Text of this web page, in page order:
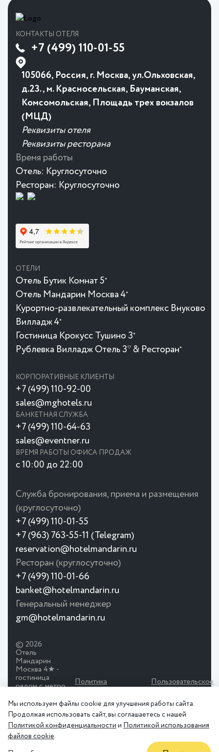
КОНТАКТЫ ОТЕЛЯ
+7 (499) 110-01-55
105066, Россия, г. Москва, ул.Ольховская,
д.23., м. Красносельская, Бауманская,
Комсомольская, Площадь трех вокзалов
(МЦД)
Реквизиты отеля
Реквизиты ресторана
Время работы
Отель: Круглосуточно
Ресторан: Круглосуточно
ОТЕЛИ
Отель Бутик Комнат 5★
Отель Мандарин Москва 4★
Курортно-развлекательный комплекс Внуково
Вилладж 4★
Гостиница Крокусc Тушино 3★
Рублевка Вилладж Отель 3* & Ресторан★
КОРПОРАТИВНЫЕ КЛИЕНТЫ
+7 (499) 110-92-00
sales@mghotels.ru
БАНКЕТНАЯ СЛУЖБА
+7 (499) 110-64-63
sales@eventner.ru
ВРЕМЯ РАБОТЫ ОФИСА ПРОДАЖ
с 10:00 до 22:00
Служба бронирования, приема и размещения
(круглосуточно)
+7 (499) 110-01-55
+7 (963) 763-55-11 (Telegram)
reservation@hotelmandarin.ru
Ресторан (круглосуточно)
+7 (499) 110-01-66
banket@hotelmandarin.ru
Генеральный менеджер
gm@hotelmandarin.ru
© 2026
Отель
Мандарин
Москва 4★ -
гостиница
рядом с метро
Просторные
ресторан,
конференц-зал.
Политика
Пользовательское
Мы используем файлы cookie для улучшения работы сайта.
Продолжая использовать сайт, вы соглашаетесь с нашей
Политикой конфиденциальности и Политикой использования
файлов cookie.